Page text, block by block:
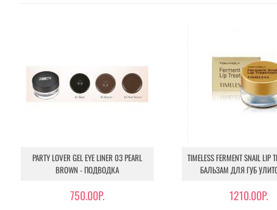
PARTY LOVER GEL EYE LINER 03 PEARL
BROWN - ПОДВОДКА
750.00Р.
TIMELESS FERMENT SNAIL LIP
БАЛЬЗАМ ДЛЯ ГУБ
1210.00Р.